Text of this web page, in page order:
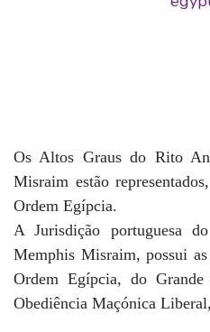
Os Altos Graus do Rito
Misraim estão
Ordem Egípcia.
A Jurisdição portuguesa
Memphis Misraim, possui
Ordem Egípcia, do
Obediência Maçónica